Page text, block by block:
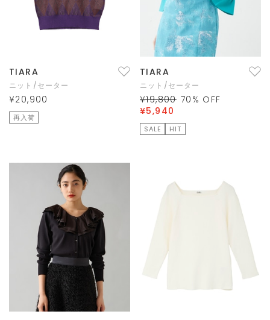
TIARA
ニット/セーター
¥20,900
再入荷
TIARA
ニット/セーター
¥19,800 70 % OFF
¥5,940
SALE HIT